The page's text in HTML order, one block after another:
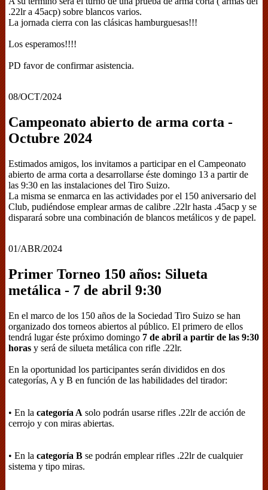
.22lr a 45acp) sobre blancos varios.
La jornada cierra con las clásicas hamburguesas!!!
Los esperamos!!!!
PD favor de confirmar asistencia.
08/OCT/2024
Campeonato abierto de arma corta -
Octubre 2024
Estimados amigos, los invitamos a participar en el Campeonato
abierto de arma corta a desarrollarse éste domingo 13 a partir de
las 9:30 en las instalaciones del Tiro Suizo.
La misma se enmarca en las actividades por el 150 aniversario del
Club, pudiéndose emplear armas de calibre .22lr hasta .45acp y se
disparará sobre una combinación de blancos metálicos y de papel.
01/ABR/2024
Primer Torneo 150 años: Silueta
metálica - 7 de abril 9:30
En el marco de los 150 años de la Sociedad Tiro Suizo se han
organizado dos torneos abiertos al público. El primero de ellos
tendrá lugar éste próximo domingo 7 de abril a partir de las 9:30
horas y será de silueta metálica con rifle .22lr.
En la oportunidad los participantes serán divididos en dos
categorías, A y B en función de las habilidades del tirador:
• En la categoría A solo podrán usarse rifles .22lr de acción de
cerrojo y con miras abiertas.
• En la categoría B se podrán emplear rifles .22lr de cualquier
sistema y tipo miras.